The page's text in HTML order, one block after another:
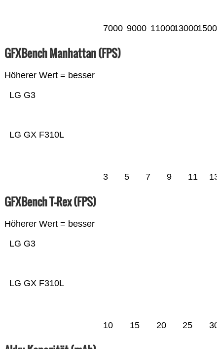
7000 9000 1100013000
GFXBench Manhattan (FPS)
Höherer Wert = besser
LG GX F310L
LG G3
3 5 7 9 11 13
GFXBench T-Rex (FPS)
Höherer Wert = besser
LG GX F310L
LG G3
10 15 20 25 30